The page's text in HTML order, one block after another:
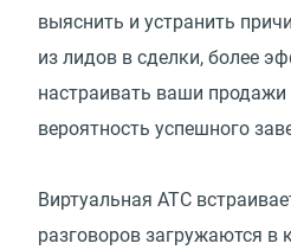
выяснить и устранить
из лидов в сделки, более
настраивать ваши продажи
вероятность успешного
Виртуальная АТС
разговоров загружаются в